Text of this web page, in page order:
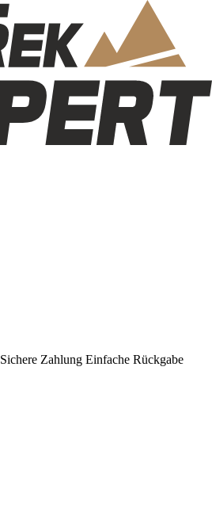
Sichere Zahlung Einfache Rückgabe